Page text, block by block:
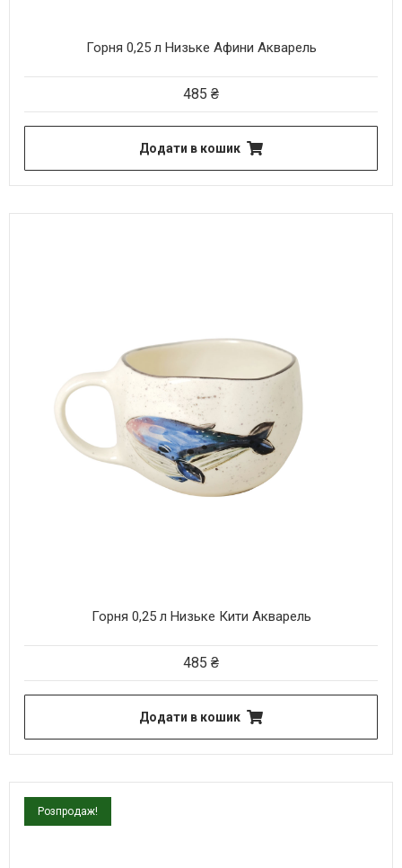
Горня 0,25 л Низьке Афини Акварель
485 ₴
Додати в кошик
Горня 0,25 л Низьке Кити Акварель
485 ₴
Додати в кошик
Розпродаж!